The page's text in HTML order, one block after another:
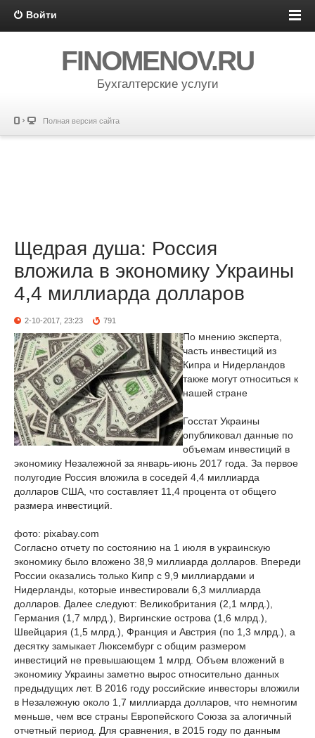
Войти
FINOMENOV.RU
Бухгалтерские услуги
Полная версия сайта
Щедрая душа: Россия
вложила в экономику Украины
4,4 миллиарда долларов
2-10-2017, 23:23 791
По мнению эксперта,
часть инвестиций из
Кипра и Нидерландов
также могут относиться к
нашей стране
Госстат Украины
опубликовал данные по
объемам инвестиций в
экономику Незалежной за январь-июнь 2017 года. За первое
полугодие Россия вложила в соседей 4,4 миллиарда
долларов США, что составляет 11,4 процента от общего
размера инвестиций.
фото: pixabay.com
Согласно отчету по состоянию на 1 июля в украинскую
экономику было вложено 38,9 миллиарда долларов. Впереди
России оказались только Кипр с 9,9 миллиардами и
Нидерланды, которые инвестировали 6,3 миллиарда
долларов. Далее следуют: Великобритания (2,1 млрд.),
Германия (1,7 млрд.), Виргинские острова (1,6 млрд.),
Швейцария (1,5 млрд.), Франция и Австрия (по 1,3 млрд.), а
десятку замыкает Люксембург с общим размером
инвестиций не превышающем 1 млрд. Объем вложений в
экономику Украины заметно вырос относительно данных
предыдущих лет. В 2016 году российские инвесторы вложили
в Незалежную около 1,7 миллиарда долларов, что немногим
меньше, чем все страны Европейского Союза за алогичный
отчетный период. Для сравнения, в 2015 году по данным